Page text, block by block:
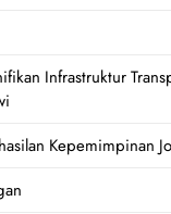
Infrastruktur
Kepemimpinan